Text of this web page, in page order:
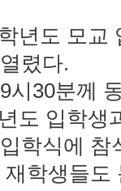
총동창
모교 소
지부·지
언론에
년도 모교
렸다.
시30분께
도 입학생
학식에 참
재학생들도